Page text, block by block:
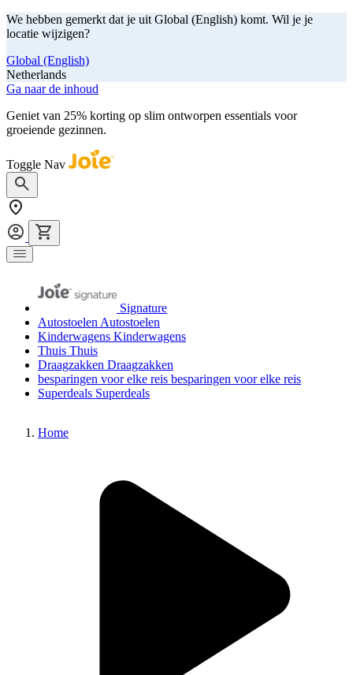
We hebben gemerkt dat je uit Global (English) komt. Wil je je
locatie wijzigen?
Global (English)
Netherlands
Ga naar de inhoud
Geniet van 25% korting op slim ontworpen essentials voor
groeiende gezinnen.
Toggle Nav
Signature
Autostoelen Autostoelen
Kinderwagens Kinderwagens
Thuis Thuis
Draagzakken Draagzakken
besparingen voor elke reis besparingen voor elke reis
Superdeals Superdeals
Home